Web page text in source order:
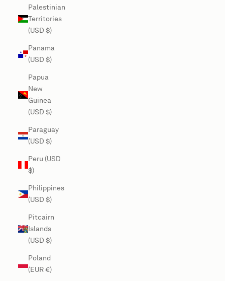
Palestinian
Territories
(USD $)
Panama
(USD $)
Papua
New
Guinea
(USD $)
Paraguay
(USD $)
Peru (USD
$)
Philippines
(USD $)
Pitcairn
Islands
(USD $)
Poland
(EUR €)